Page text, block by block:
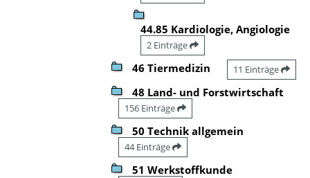
44.85 Kardiologie, Angiologie
2 Einträge
46 Tiermedizin 11 Einträge
48 Land- und Forstwirtschaft
156 Einträge
50 Technik allgemein
44 Einträge
51 Werkstoffkunde